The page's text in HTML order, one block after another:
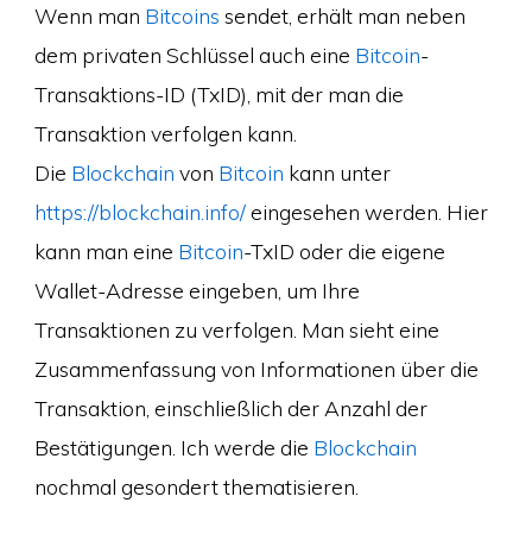
Wenn man Bitcoins sendet, erhält man neben
dem privaten Schlüssel auch eine Bitcoin-
Transaktions-ID (TxID), mit der man die
Transaktion verfolgen kann.
Die Blockchain von Bitcoin kann unter
https://blockchain.info/eingesehen werden. Hier
kann man eine Bitcoin-TxID oder die eigene
Wallet-Adresse eingeben, um Ihre
Transaktionen zu verfolgen. Man sieht eine
Zusammenfassung von Informationen über die
Transaktion, einschließlich der Anzahl der
Bestätigungen. Ich werde die Blockchain
nochmal gesondert thematisieren.